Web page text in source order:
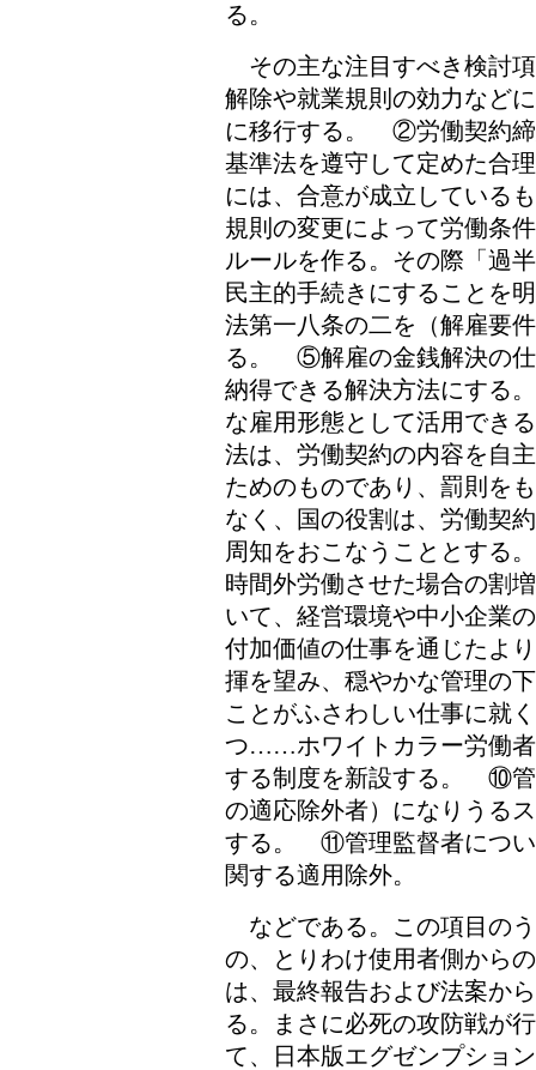
る。
その主な注目すべき検討
解除や就業規則の効力など
に移行する。 ②労働契約締
基準法を遵守して定めた合
には、合意が成立してい
規則の変更によって労働条
ルールを作る。その際「過
民主的手続きにすること
法第一八条の二を（解雇要
る。 ⑤解雇の金銭解決の仕
納得できる解決方法にす
な雇用形態として活用で
法は、労働契約の内容を自
ためのものであり、罰則を
なく、国の役割は、労働契
周知をおこなうこととす
時間外労働させた場合の割
いて、経営環境や中小企
付加価値の仕事を通じたよ
揮を望み、穏やかな管理の
ことがふさわしい仕事に就
つ……ホワイトカラー労働
する制度を新設する。 ⑩管
の適応除外者）になりうる
する。 ⑪管理監督者につい
関する適用除外。
などである。この項目の
の、とりわけ使用者側から
は、最終報告および法案か
る。まさに必死の攻防戦が
て、日本版エグゼンプショ